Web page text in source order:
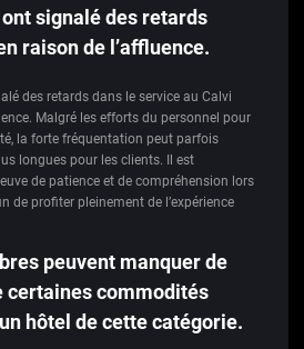
signalé des retards
raison de l’affluence.
des retards dans le service au Calvi
Malgré les efforts du personnel pour
la forte fréquentation peut parfois
longues pour les clients. Il est
de patience et de compréhension lors
de profiter pleinement de l’expérience
peuvent manquer de
certaines commodités
hôtel de cette catégorie.